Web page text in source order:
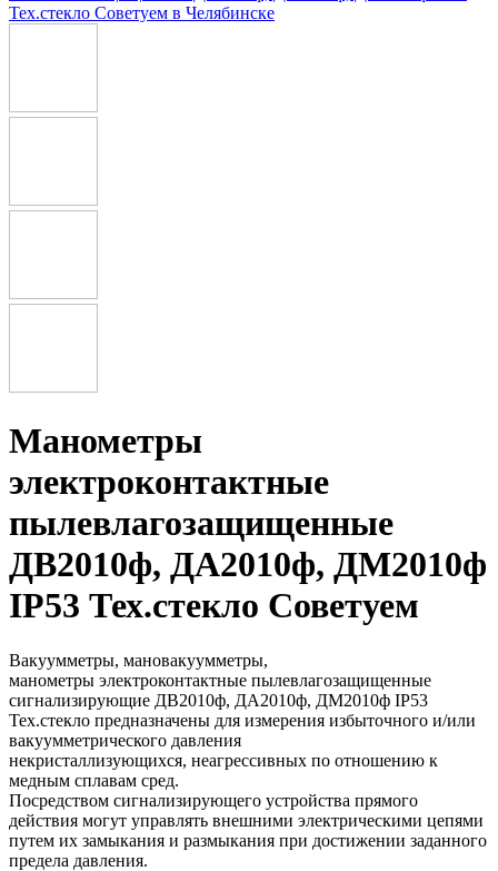
Манометры
электроконтактные
пылевлагозащищенные
ДВ2010ф, ДА2010ф, ДМ2010ф
IP53 Тех.стекло Советуем
Вакуумметры, мановакуумметры,
манометры электроконтактные пылевлагозащищенные
сигнализирующие ДВ2010ф, ДА2010ф, ДМ2010ф IP53
Тех.стекло предназначены для измерения избыточного и/или
вакуумметрического давления
некристаллизующихся, неагрессивных по отношению к
медным сплавам сред.
Посредством сигнализирующего устройства прямого
действия могут управлять внешними электрическими цепями
путем их замыкания и размыкания при достижении заданного
предела давления.